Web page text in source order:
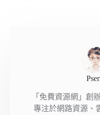
「免費資源網」創
專注於網路資源、